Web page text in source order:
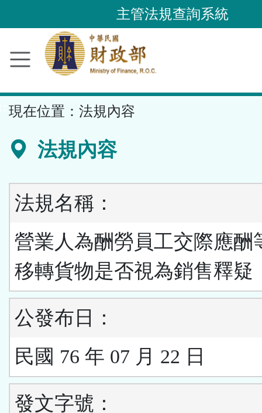
到
要
容
區
主管法規查詢系統
現在位置： 法規內容
法規內容
法規名稱：
營業人為酬勞員工交際應酬
移轉貨物是否視為銷售釋疑
公發布日：
民國 76 年 07 月 22 日
發文字號：